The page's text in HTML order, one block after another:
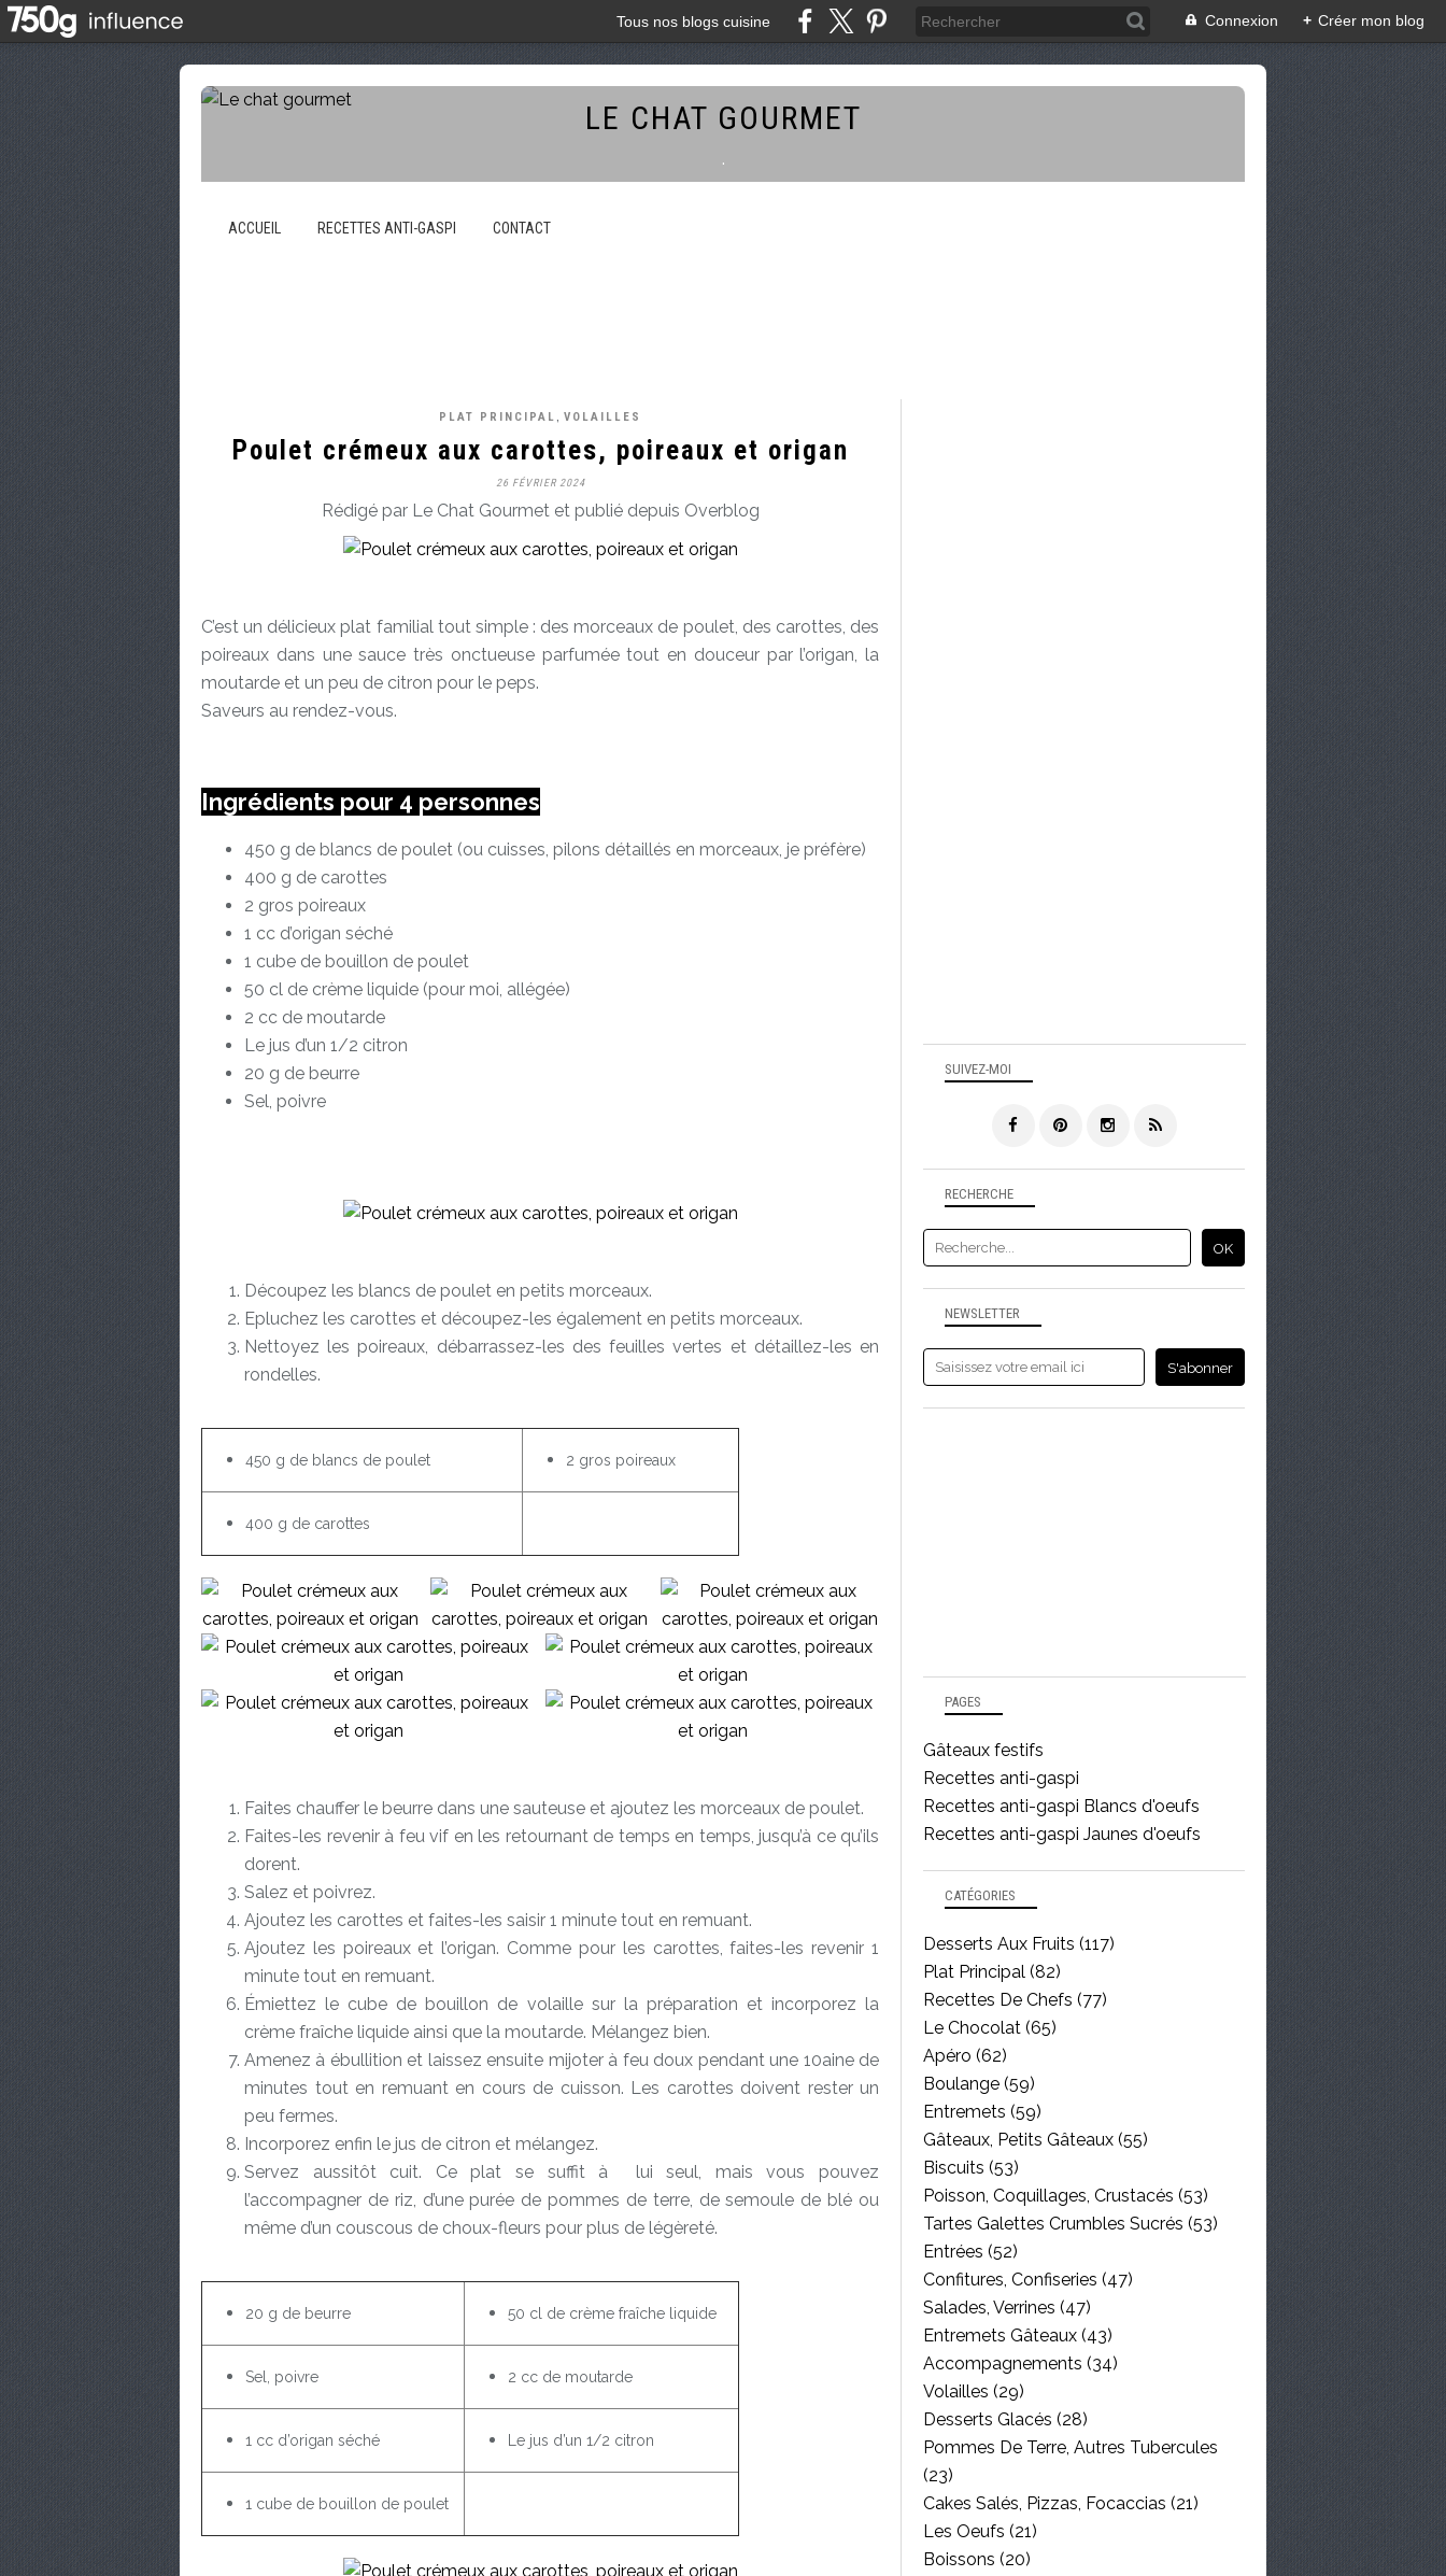
Tous nos blogs cuisine Connexion + Créer mon blog
LE CHAT GOURMET
.
ACCUEIL RECETTES ANTI-GASPI CONTACT
PLAT PRINCIPAL , VOLAILLES
Poulet crémeux aux carottes, poireaux et origan
26 FÉVRIER 2024
Rédigé par Le Chat Gourmet et publié depuis Overblog
C’est un délicieux plat familial tout simple : des morceaux de poulet, des carottes, des
poireaux dans une sauce très onctueuse parfumée tout en douceur par l’origan, la
moutarde et un peu de citron pour le peps.
Saveurs au rendez-vous.
Ingrédients pour 4 personnes
450 g de blancs de poulet (ou cuisses, pilons détaillés en morceaux, je préfère)
400 g de carottes
2 gros poireaux
1 cc d’origan séché
1 cube de bouillon de poulet
50 cl de crème liquide (pour moi, allégée)
2 cc de moutarde
Le jus d’un 1/2 citron
20 g de beurre
Sel, poivre
Découpez les blancs de poulet en petits morceaux.
Epluchez les carottes et découpez-les également en petits morceaux.
Nettoyez les poireaux, débarrassez-les des feuilles vertes et détaillez-les en
rondelles.
450 g de blancs de poulet 2 gros poireaux
400 g de carottes
Faites chauffer le beurre dans une sauteuse et ajoutez les morceaux de poulet.
Faites-les revenir à feu vif en les retournant de temps en temps, jusqu’à ce qu’ils
dorent.
Salez et poivrez.
Ajoutez les carottes et faites-les saisir 1 minute tout en remuant.
Ajoutez les poireaux et l’origan. Comme pour les carottes, faites-les revenir 1
minute tout en remuant.
Émiettez le cube de bouillon de volaille sur la préparation et incorporez la
crème fraîche liquide ainsi que la moutarde. Mélangez bien.
Amenez à ébullition et laissez ensuite mijoter à feu doux pendant une 10aine de
minutes tout en remuant en cours de cuisson. Les carottes doivent rester un
peu fermes.
Incorporez enfin le jus de citron et mélangez.
Servez aussitôt cuit. Ce plat se suffit à lui seul, mais vous pouvez
l’accompagner de riz, d’une purée de pommes de terre, de semoule de blé ou
même d’un couscous de choux-fleurs pour plus de légèreté.
20 g de beurre 50 cl de crème fraîche liquide
Sel, poivre 2 cc de moutarde
1 cc d’origan séché Le jus d’un 1/2 citron
1 cube de bouillon de poulet
NEWSLETTER
SUIVEZ-MOI
RECHERCHE
PAGES
Gâteaux festifs
Recettes anti-gaspi
Recettes anti-gaspi Blancs d'oeufs
Recettes anti-gaspi Jaunes d'oeufs
CATÉGORIES
Desserts Aux Fruits (117)
Plat Principal (82)
Recettes De Chefs (77)
Le Chocolat (65)
Apéro (62)
Boulange (59)
Entremets (59)
Gâteaux, Petits Gâteaux (55)
Biscuits (53)
Poisson, Coquillages, Crustacés (53)
Tartes Galettes Crumbles Sucrés (53)
Entrées (52)
Confitures, Confiseries (47)
Salades, Verrines (47)
Entremets Gâteaux (43)
Accompagnements (34)
Volailles (29)
Desserts Glacés (28)
Pommes De Terre, Autres Tubercules
(23)
Cakes Salés, Pizzas, Focaccias (21)
Les Oeufs (21)
Boissons (20)